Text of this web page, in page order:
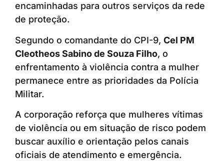
encaminhadas para outros serviços da rede
de proteção.
Segundo o comandante do CPI-9, Cel PM
Cleotheos Sabino de Souza Filho, o
enfrentamento à violência contra a mulher
permanece entre as prioridades da Polícia
Militar.
A corporação reforça que mulheres vítimas
de violência ou em situação de risco podem
buscar auxílio e orientação pelos canais
oficiais de atendimento e emergência.